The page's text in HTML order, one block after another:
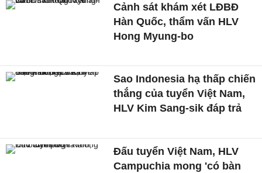
Cảnh sát khám xét LĐBĐ
Hàn Quốc, thẩm vấn HLV
Hong Myung-bo
Sao Indonesia hạ thấp chiến
thắng của tuyển Việt Nam,
HLV Kim Sang-sik đáp trả
Đấu tuyển Việt Nam, HLV
Campuchia mong 'có bàn